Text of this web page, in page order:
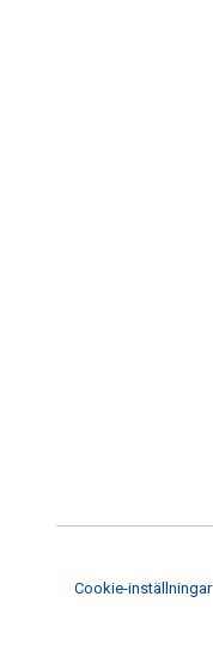
Cookie-inställningar